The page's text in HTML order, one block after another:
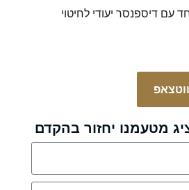
עם דיספנסר יעודי לחיטוי
מטעמנו יחזור בהקדם